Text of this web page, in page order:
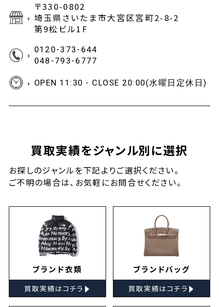
〒330-0802
埼玉県さいたま市大宮区宮町2-8-2
第9松ビル1F
0120-373-644
048-793-6777
OPEN 11:30 - CLOSE 20:00(水曜日定休日)
買取実績をジャンル別に選択
お探しのジャンルを下記よりご選択ください。
ご不明の場合は、お気軽にお問合せください。
ブランド衣類
買取実績はコチラ ▸
ブランドバッグ
買取実績はコチラ ▸